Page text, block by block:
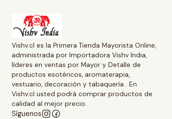
Vishv.cl es la Primera Tienda Mayorista Online,
administrada por Importadora Vishv India,
líderes en ventas por Mayor y Detalle de
productos esotéricos, aromaterapia,
vestuario, decoración y tabaquería . En
Vishv.cl usted podrá comprar productos de
calidad al mejor precio.
Síguenos